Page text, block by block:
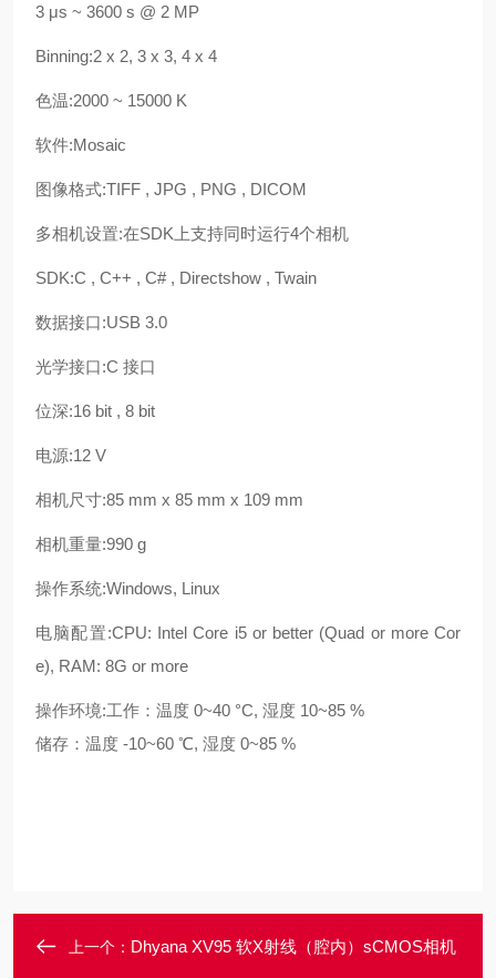
3 μs ~ 3600 s @ 2 MP
Binning:2 x 2, 3 x 3, 4 x 4
色温:2000 ~ 15000 K
软件:Mosaic
图像格式:TIFF , JPG , PNG , DICOM
多相机设置:在SDK上支持同时运行4个相机
SDK:C , C++ , C# , Directshow , Twain
数据接口:USB 3.0
光学接口:C 接口
位深:16 bit , 8 bit
电源:12 V
相机尺寸:85 mm x 85 mm x 109 mm
相机重量:990 g
操作系统:Windows, Linux
电脑配置:CPU: Intel Core i5 or better (Quad or more Cor
e), RAM: 8G or more
操作环境:工作：温度 0~40 °C, 湿度 10~85 %
储存：温度 -10~60 ℃, 湿度 0~85 %
上一个： Dhyana XV95 软X射线（腔内）sCMOS相机